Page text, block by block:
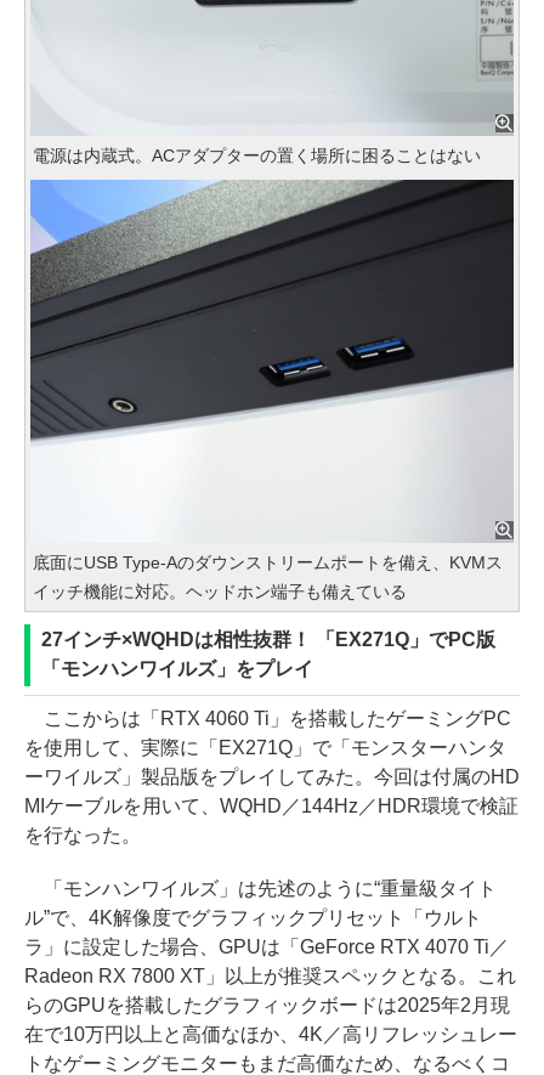
電源は内蔵式。ACアダプターの置く場所に困ることはない
底面にUSB Type-Aのダウンストリームポートを備え、KVMス
イッチ機能に対応。ヘッドホン端子も備えている
27インチ×WQHDは相性抜群！ 「EX271Q」でPC版
「モンハンワイルズ」をプレイ
ここからは「RTX 4060 Ti」を搭載したゲーミングPC
を使用して、実際に「EX271Q」で「モンスターハンタ
ーワイルズ」製品版をプレイしてみた。今回は付属のHD
MIケーブルを用いて、WQHD／144Hz／HDR環境で検証
を行なった。
「モンハンワイルズ」は先述のように“重量級タイト
ル”で、4K解像度でグラフィックプリセット「ウルト
ラ」に設定した場合、GPUは「GeForce RTX 4070 Ti／
Radeon RX 7800 XT」以上が推奨スペックとなる。これ
らのGPUを搭載したグラフィックボードは2025年2月現
在で10万円以上と高価なほか、4K／高リフレッシュレー
トなゲーミングモニターもまだ高価なため、なるべくコ